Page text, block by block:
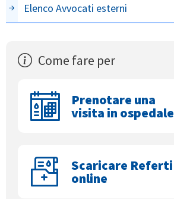
Elenco Avvocati esterni
Come fare per
Prenotare una
visita in ospedale
Scaricare Referti
online